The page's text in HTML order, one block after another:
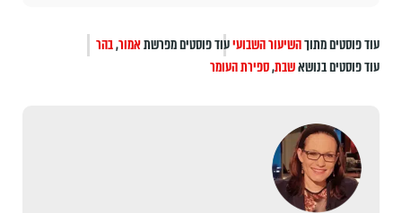
עוד פוסטים מתוךהשיעור השבועיעוד פוסטים מפרשתאמור,בהר
עוד פוסטים בנושאשבת,ספירת העומר